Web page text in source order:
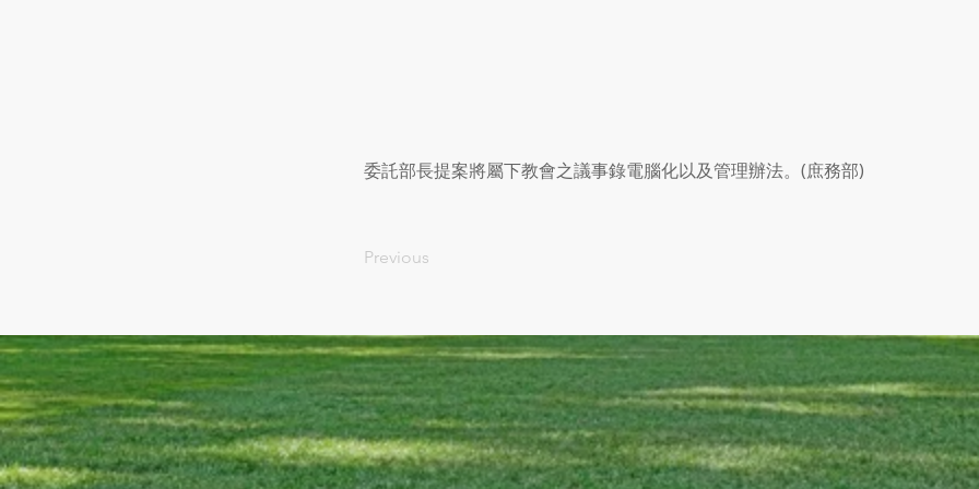
委託部長提案將屬下教會之議事錄電腦化以及管理辦法。(庶務部)
Previous